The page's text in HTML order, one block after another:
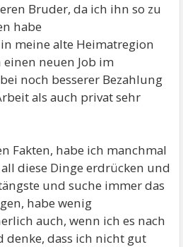
Bruder, da ich ihn so zu
habe
meine alte Heimatregion
neuen Job im
noch besserer Bezahlung
als auch privat sehr
Fakten, habe ich manchmal
diese Dinge erdrücken und
und suche immer das
habe wenig
auch, wenn ich es nach
denke, dass ich nicht gut